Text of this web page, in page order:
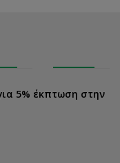
5% έκπτωση στην